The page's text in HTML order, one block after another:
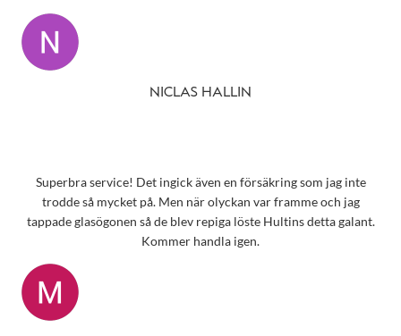
NICLAS HALLIN
Superbra service! Det ingick även en försäkring som jag inte
trodde så mycket på. Men när olyckan var framme och jag
tappade glasögonen så de blev repiga löste Hultins detta galant.
Kommer handla igen.